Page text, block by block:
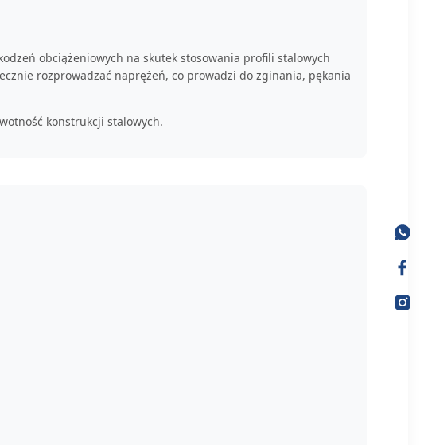
obciążeniowych na skutek stosowania profili stalowych
rozprowadzać naprężeń, co prowadzi do zginania, pękania
konstrukcji stalowych.